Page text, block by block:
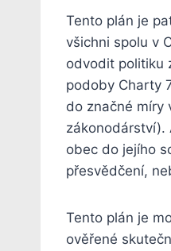
Tento plán je
všichni spolu v
odvodit politiku
podoby Charty
do značné míry
zákonodárství).
obec do jejího
přesvědčení,
Tento plán je
ověřené